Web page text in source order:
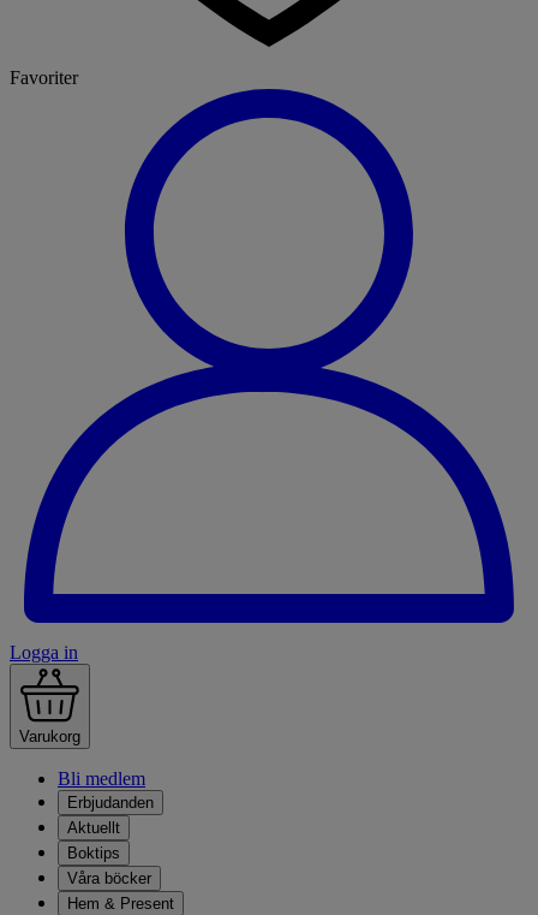
Favoriter
Logga in
Varukorg
Bli medlem
Erbjudanden
Aktuellt
Boktips
Våra böcker
Hem & Present